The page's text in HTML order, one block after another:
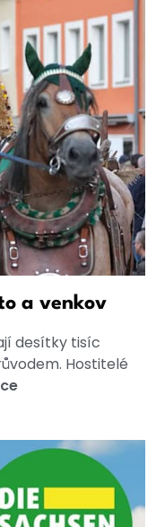
a venkov
desítky tisíc
Hostitelé